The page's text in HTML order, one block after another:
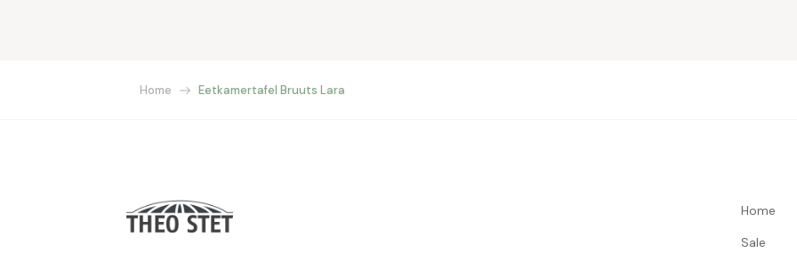
Home Eetkamertafel Bruuts Lara
Home
Sale